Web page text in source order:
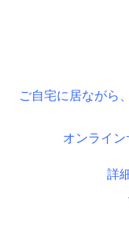
ご自宅に居ながら
オンライン
詳